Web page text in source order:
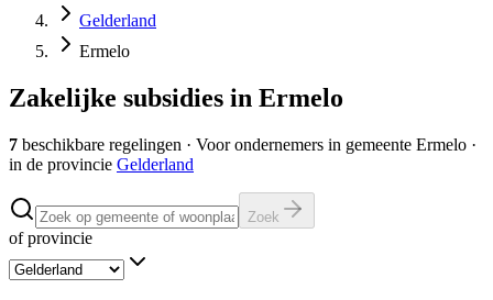
Gelderland
Ermelo
Zakelijke subsidies in Ermelo
7 beschikbare regelingen · Voor ondernemers in gemeente Ermelo ·
in de provincie Gelderland
Zoek
of provincie